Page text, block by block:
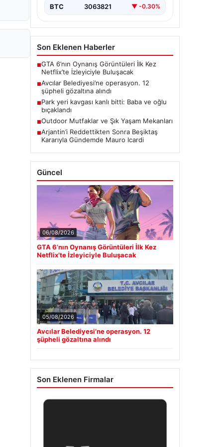
BTC 3063821 ▼ -0.30%
Son Eklenen Haberler
■GTA 6’nın Oynanış Görüntüleri İlk Kez
Netflix’te İzleyiciyle Buluşacak
■Avcılar Belediyesi’ne operasyon. 12
şüpheli gözaltına alındı
■Park yeri kavgası kanlı bitti: Baba ve oğlu
bıçaklandı
■Outdoor Mutfaklar ve Şık Yaşam Mekanları
■Arjantin’i Reddettikten Sonra Beşiktaş
Kararıyla Gündemde Mauro Icardi
Güncel
06/08/2026
GTA 6’nın Oynanış Görüntüleri İlk Kez
Netflix’te İzleyiciyle Buluşacak
05/08/2026
Avcılar Belediyesi’ne operasyon. 12
şüpheli gözaltına alındı
Son Eklenen Firmalar